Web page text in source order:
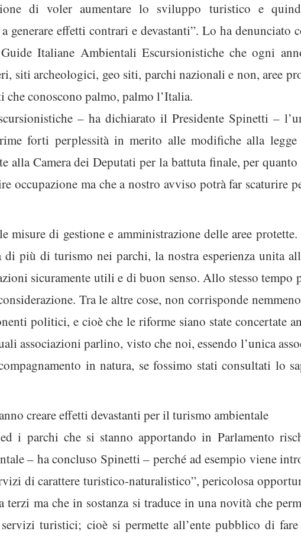
di voler aumentare lo sviluppo turistico e
generare effetti contrari e devastanti”. Lo ha denunciato
Italiane Ambientali Escursionistiche che ogni
siti archeologici, geo siti, parchi nazionali e non, aree
conoscono palmo, palmo l’Italia.
– ha dichiarato il Presidente Spinetti –
forti perplessità in merito alle modifiche alla legge
alla Camera dei Deputati per la battuta finale, per
occupazione ma che a nostro avviso potrà far scaturire
di gestione e amministrazione delle aree protette.
più di turismo nei parchi, la nostra esperienza unita
sicuramente utili e di buon senso. Allo stesso tempo
Tra le altre cose, non corrisponde
politici, e cioè che le riforme siano state concertate
associazioni parlino, visto che noi, essendo l’unica
in natura, se fossimo stati consultati lo
creare effetti devastanti per il turismo ambientale
i parchi che si stanno apportando in Parlamento
– ha concluso Spinetti – perché ad esempio viene
di carattere turistico-naturalistico”, pericolosa
ma che in sostanza si traduce in una novità che
turistici; cioè si permette all’ente pubblico di